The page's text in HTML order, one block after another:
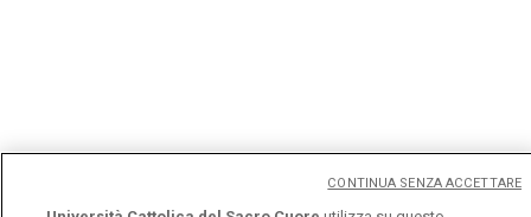
CONTINUA SENZA ACCETTARE